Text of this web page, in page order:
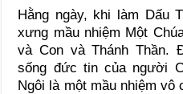
Hằng ngày, khi làm Dấu
xưng mầu nhiệm Một
và Con và Thánh Thần.
sống đức tin của người
Ngôi là một mầu nhiệm